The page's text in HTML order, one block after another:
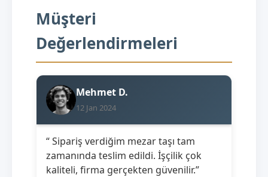
Müşteri
Değerlendirmeleri
Mehmet D.
12 Jan 2024
“ Sipariş verdiğim mezar taşı tam
zamanında teslim edildi. İşçilik çok
kaliteli, firma gerçekten güvenilir.”